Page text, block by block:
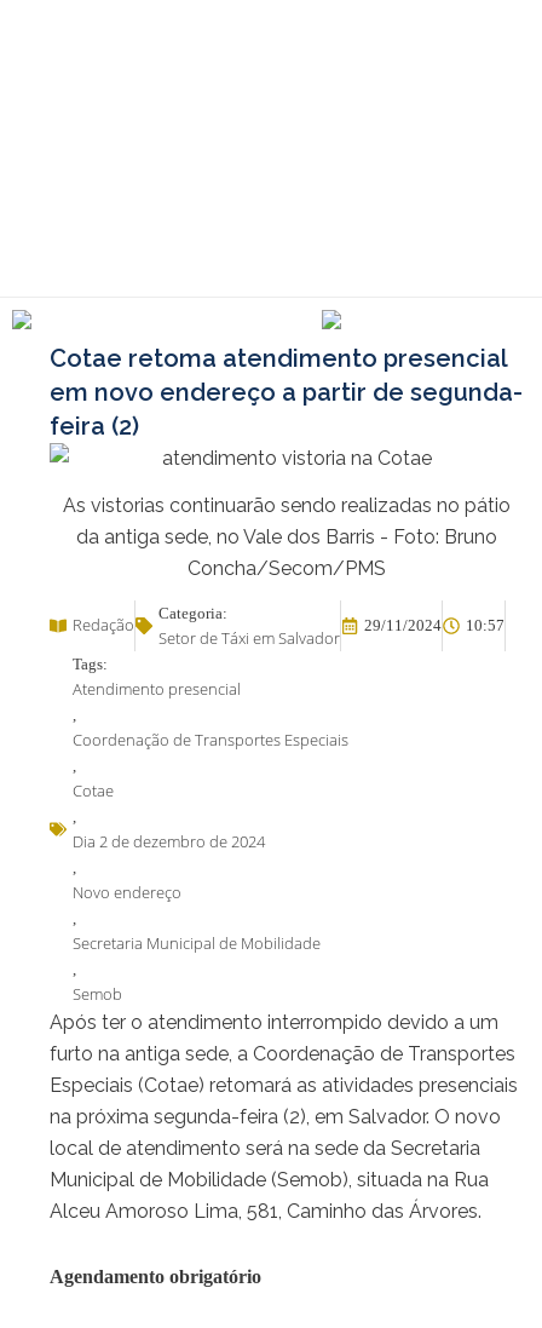
Cotae retoma atendimento presencial
em novo endereço a partir de segunda-
feira (2)
As vistorias continuarão sendo realizadas no pátio
da antiga sede, no Vale dos Barris - Foto: Bruno
Concha/Secom/PMS
Redação
Categoria:
Setor de Táxi em Salvador
29/11/2024 10:57
Tags:
Atendimento presencial
Coordenação de Transportes Especiais
Cotae
Dia 2 de dezembro de 2024
Novo endereço
Secretaria Municipal de Mobilidade
Semob
Após ter o atendimento interrompido devido a um
furto na antiga sede, a Coordenação de Transportes
Especiais (Cotae) retomará as atividades presenciais
na próxima segunda-feira (2), em Salvador. O novo
local de atendimento será na sede da Secretaria
Municipal de Mobilidade (Semob), situada na Rua
Alceu Amoroso Lima, 581, Caminho das Árvores.
Agendamento obrigatório